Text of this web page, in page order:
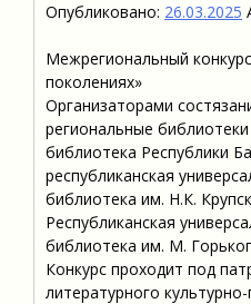
Опубликовано: 26.03.2025
Межрегиональный
поколениях»
Организаторами
региональные
библиотека Республики
республиканская
библиотека им. Н.К.
Республиканская
библиотека им. М.
Конкурс проходит под
литературного